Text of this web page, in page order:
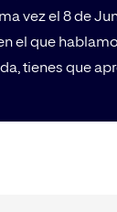
vez el 8 de
el que
tienes que